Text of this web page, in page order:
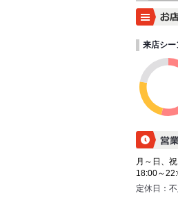
来店シー
月～日、
18:00～
定休日：